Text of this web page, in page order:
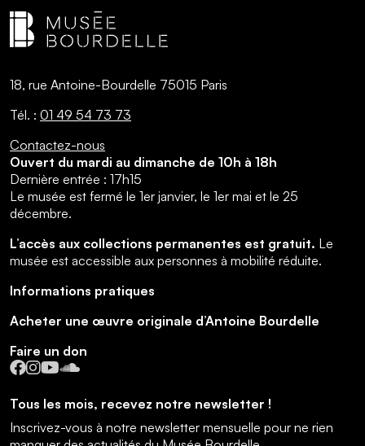
18, rue Antoine-Bourdelle 75015 Paris
Tél. : 01 49 54 73 73
Contactez-nous
Ouvert du mardi au dimanche de 10h à 18h
Dernière entrée : 17h15
Le musée est fermé le 1er janvier, le 1er mai et le 25
décembre.
L’accès aux collections permanentes est gratuit. Le
musée est accessible aux personnes à mobilité réduite.
Informations pratiques
Acheter une œuvre originale d’Antoine Bourdelle
Faire un don
Facebook
Instagram
YouTube
SoundCloud
Tous les mois, recevez notre newsletter !
Inscrivez-vous à notre newsletter mensuelle pour ne rien